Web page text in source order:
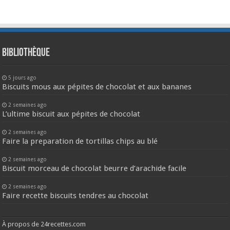
Bibliothèque
5 jours ago
Biscuits mous aux pépites de chocolat et aux bananes
2 semaines ago
L’ultime biscuit aux pépites de chocolat
2 semaines ago
Faire la preparation de tortillas chips au blé
2 semaines ago
Biscuit morceau de chocolat beurre d’arachide facile
2 semaines ago
Faire recette biscuits tendres au chocolat
À propos de 24recettes.com